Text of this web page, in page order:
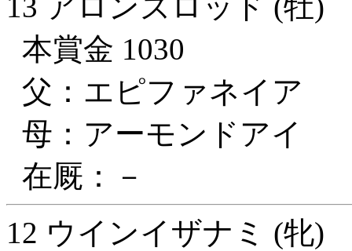
本賞金 1030
父：エピファネイア
母：アーモンドアイ
在厩：－
12 ウインイザナミ (牝)